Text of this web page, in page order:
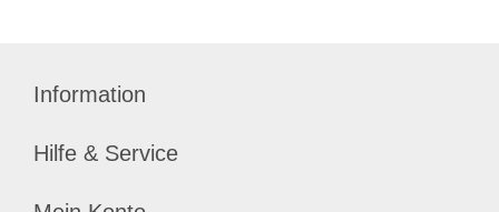
Information
Hilfe & Service